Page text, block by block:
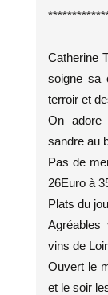
Catherine
soigne sa
terroir et
On adore
sandre au
Pas de
26Euro à
Plats du
vins de
Ouvert le
et le soir